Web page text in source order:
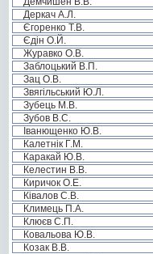
Деркач А.Л.
Єгоренко Т.В.
Єдін О.Й.
Журавко О.В.
Заблоцький В.П.
Зац О.В.
Звягільський Ю.Л.
Зубець М.В.
Зубов В.С.
Іванющенко Ю.В.
Калетнік Г.М.
Каракай Ю.В.
Келестин В.В.
Киричок О.Е.
Ківалов С.В.
Климець П.А.
Клюєв С.П.
Ковальова Ю.В.
Козак В.В.